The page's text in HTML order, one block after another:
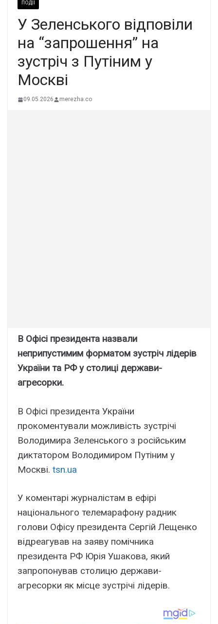
ПОДІЇ
У Зеленського відповіли
на “запрошення” на
зустріч з Путіним у
Москві
09.05.2026 merezha.co
В Офісі президента назвали
неприпустимим форматом зустріч лідерів
України та РФ у столиці держави-
агресорки.
В Офісі президента України
прокоментували можливість зустрічі
Володимира Зеленського з російським
диктатором Володимиром Путіним у
Москві. tsn.ua
У коментарі журналістам в ефірі
національного телемарафону радник
голови Офісу президента Сергій Лещенко
відреагував на заяву помічника
президента РФ Юрія Ушакова, який
запропонував столицю держави-
агресорки як місце зустрічі лідерів.